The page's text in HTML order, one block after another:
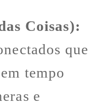
Coisas):
que
tempo
e